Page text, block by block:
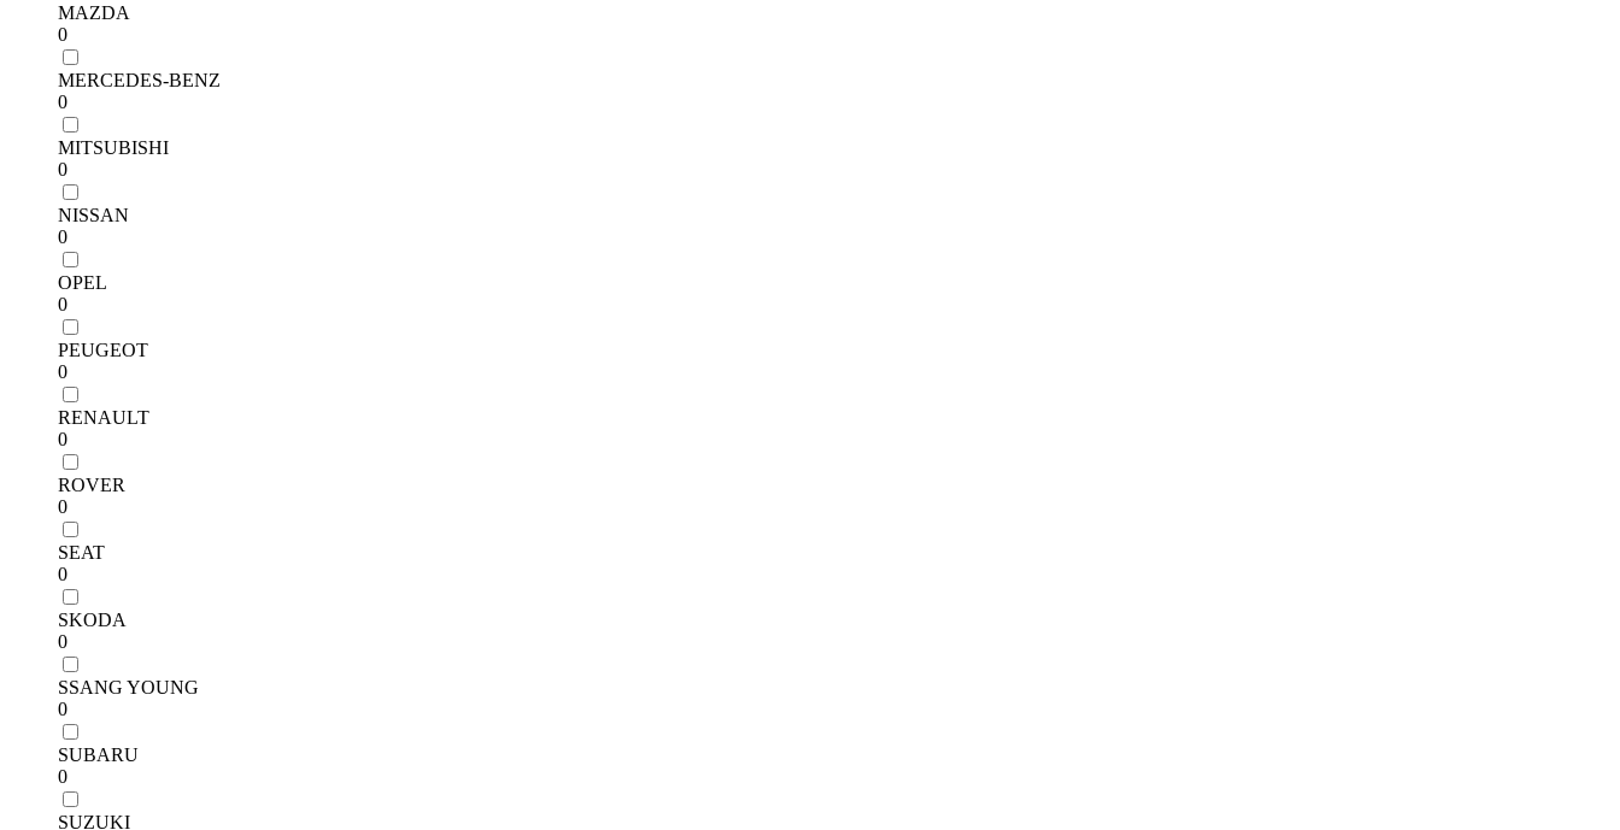
MAZDA
0
MERCEDES-BENZ
0
MITSUBISHI
0
NISSAN
0
OPEL
0
PEUGEOT
0
RENAULT
0
ROVER
0
SEAT
0
SKODA
0
SSANG YOUNG
0
SUBARU
0
SUZUKI